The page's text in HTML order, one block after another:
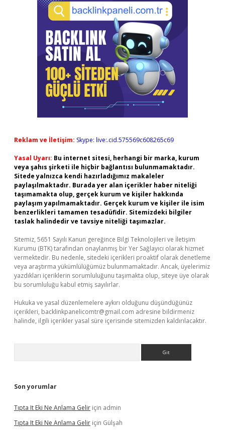
Reklam ve İletişim: Skype: live:.cid.575569c608265c69
Yasal Uyarı: Bu internet sitesi, herhangi bir marka, kurum
veya şahıs şirketi ile hiçbir bağlantısı bulunmamaktadır.
Sitede yalnızca kendi hazırladığımız makaleler
paylaşılmaktadır. Burada yer alan içerikler haber niteliği
taşımamakta olup, gerçek kurum ve kişiler hakkında
paylaşım yapılmamaktadır. Gerçek kurum ve kişiler ile isim
benzerlikleri tamamen tesadüfidir. Sitemizdeki bilgiler
taslak halindedir ve tavsiye niteliği taşımazlar.
Sitemiz, 5651 Sayılı Kanun gereğince Bilgi Teknolojileri ve İletişim
Kurumu (BTK) tarafından onaylanmış bir Yer Sağlayıcı olarak hizmet
vermektedir. Bu nedenle, sitedeki içerikleri proaktif olarak denetleme
veya araştırma yükümlülüğümüz bulunmamaktadır. Ancak, üyelerimiz
yazdıkları içeriklerin sorumluluğunu taşımakta olup, siteye üye olarak
bu sorumluluğu kabul etmiş sayılırlar.
Hukuka ve yasal düzenlemelere aykırı olduğunu düşündüğünüz
içerikleri, backlinkpanelicomtr@gmail.com adresine bildirmeniz
halinde, ilgili içerikler yasal süre içerisinde sitemizden kaldırılacaktır.
Son yorumlar
Tıpta It Eki Ne Anlama Gelir için admin
Tıpta It Eki Ne Anlama Gelir için Gülşah